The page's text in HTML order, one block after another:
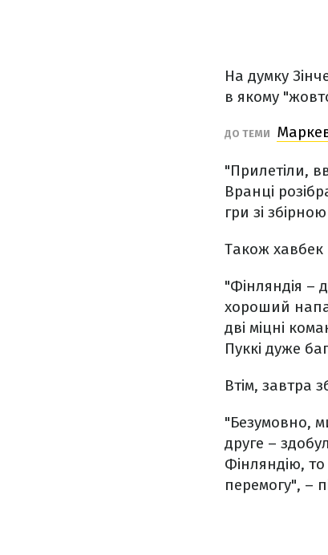
На думку
в якому
ДО ТЕМИ
"Прилетіли,
Вранці
гри зі
Також хавбек
"Фінляндія –
хороший
дві міцні
Пуккі дуже
Втім, завтра
"Безумовно,
друге –
Фінляндію,
перемогу", –